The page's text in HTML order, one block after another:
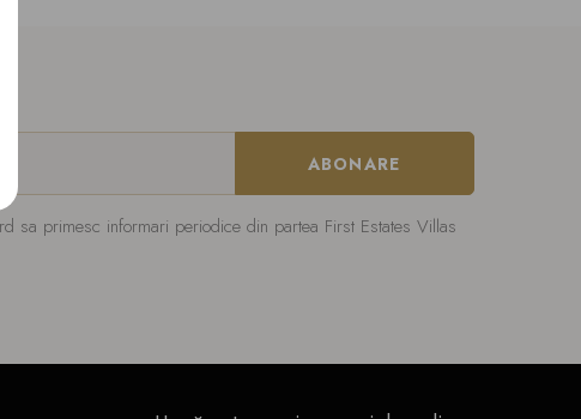
sa primesc informari periodice din partea First Estates Villas